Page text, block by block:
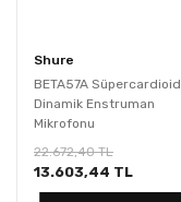
Shure
BETA57A Süpercardioid
Dinamik Enstruman
Mikrofonu
22.672,40 TL
13.603,44 TL